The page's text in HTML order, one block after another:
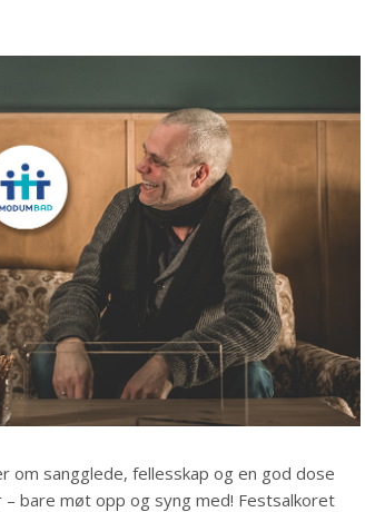
sangglede, fellesskap og en god dose
bare møt opp og syng med! Festsalkoret